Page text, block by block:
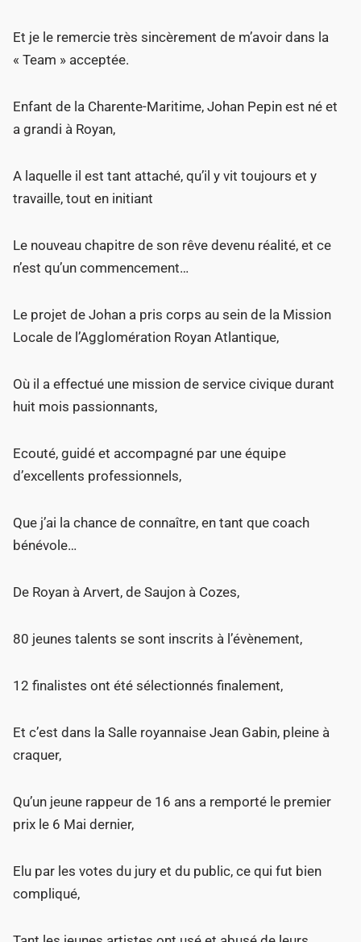
Et je le remercie très sincèrement de m’avoir dans la
« Team » acceptée.
Enfant de la Charente-Maritime, Johan Pepin est né et
a grandi à Royan,
A laquelle il est tant attaché, qu’il y vit toujours et y
travaille, tout en initiant
Le nouveau chapitre de son rêve devenu réalité, et ce
n’est qu’un commencement…
Le projet de Johan a pris corps au sein de la Mission
Locale de l’Agglomération Royan Atlantique,
Où il a effectué une mission de service civique durant
huit mois passionnants,
Ecouté, guidé et accompagné par une équipe
d’excellents professionnels,
Que j’ai la chance de connaître, en tant que coach
bénévole…
De Royan à Arvert, de Saujon à Cozes,
80 jeunes talents se sont inscrits à l’évènement,
12 finalistes ont été sélectionnés finalement,
Et c’est dans la Salle royannaise Jean Gabin, pleine à
craquer,
Qu’un jeune rappeur de 16 ans a remporté le premier
prix le 6 Mai dernier,
Elu par les votes du jury et du public, ce qui fut bien
compliqué,